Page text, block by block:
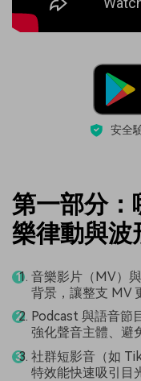
安全
第一部分：
樂律動與波
音樂影片（MV）
背景，讓整支 MV
Podcast 與語音節
強化聲音主體、避
社群短影音（如
特效能快速吸引目